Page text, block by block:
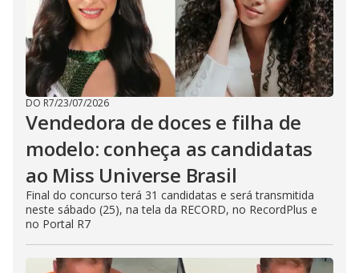
DO R7/23/07/2026
Vendedora de doces e filha de
modelo: conheça as candidatas
ao Miss Universe Brasil
Final do concurso terá 31 candidatas e será transmitida
neste sábado (25), na tela da RECORD, no RecordPlus e
no Portal R7